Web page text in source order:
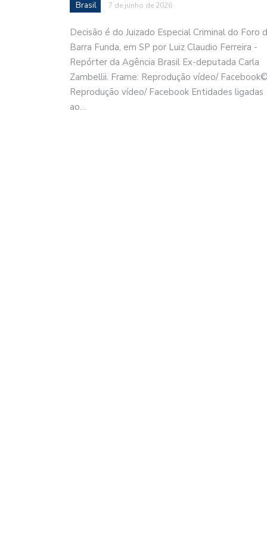
Brasil 7 de junho de 2026
Decisão é do Juizado Especial Criminal do Foro
Barra Funda, em SP por Luiz Claudio Ferreira -
Repórter da Agência Brasil Ex-deputada Carla
Zambellii. Frame: Reprodução vídeo/
Reprodução vídeo/ Facebook Entidades ligadas
ao…